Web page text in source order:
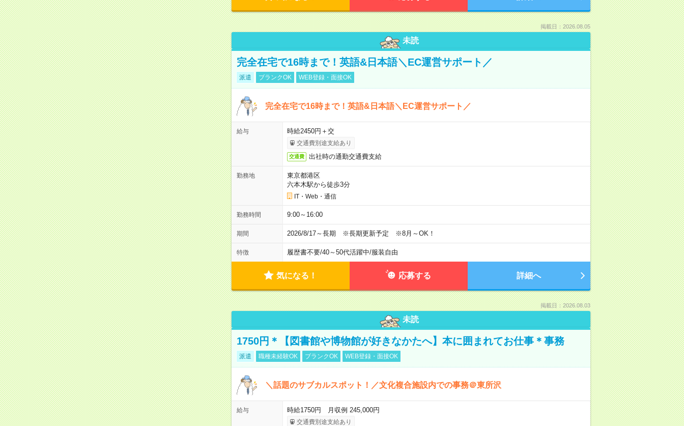
掲載日：2026.08.05
未読
完全在宅で16時まで！英語&日本語＼EC運営サポート／
派遣 ブランクOK WEB登録・面接OK
完全在宅で16時まで！英語&日本語＼EC運営サポート／
給与 時給2450円＋交
交通費別途支給あり
交通費 出社時の通勤交通費支給
勤務地
東京都港区
六本木駅から徒歩3分
IT・Web・通信
勤務時間 9:00～16:00
期間 2026/8/17～長期 ※長期更新予定 ※8月～OK！
特徴 履歴書不要/40～50代活躍中/服装自由
気になる！ 応募する 詳細へ
掲載日：2026.08.03
未読
1750円＊【図書館や博物館が好きなかたへ】本に囲まれてお仕事＊事務
派遣 職種未経験OK ブランクOK WEB登録・面接OK
＼話題のサブカルスポット！／文化複合施設内での事務＠東所沢
給与 時給1750円 月収例 245,000円
交通費別途支給あり